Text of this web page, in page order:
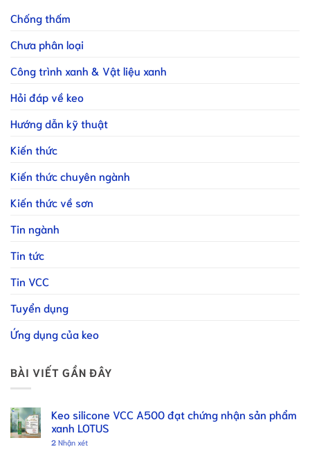
Chống thấm
Chưa phân loại
Công trình xanh & Vật liệu xanh
Hỏi đáp về keo
Hướng dẫn kỹ thuật
Kiến thức
Kiến thức chuyên ngành
Kiến thức về sơn
Tin ngành
Tin tức
Tin VCC
Tuyển dụng
Ứng dụng của keo
BÀI VIẾT GẦN ĐÂY
Keo silicone VCC A500 đạt chứng nhận sản phẩm
xanh LOTUS
2 Nhận xét